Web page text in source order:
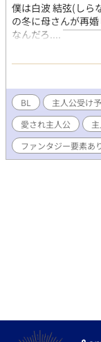
僕は白波 結弦(しら
の冬に母さんが再
なんだろ.... ￣￣￣
ぎると思われます
皆無！許してくだ
性ありです！ 気
方はエロ要素少な
｀・ω-)ノ エロ要素
投稿作品です！
BL 主人公受け
愛され主人公
ファンタジー要素あ